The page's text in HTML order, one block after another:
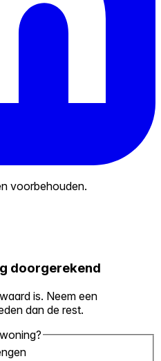
voorbehouden.
doorgerekend
is. Neem een
dan de rest.